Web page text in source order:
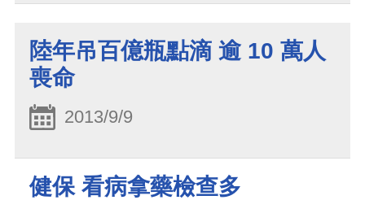
陸年吊百億瓶點滴 逾 10 萬人
喪命
2013/9/9
健保 看病拿藥檢查多